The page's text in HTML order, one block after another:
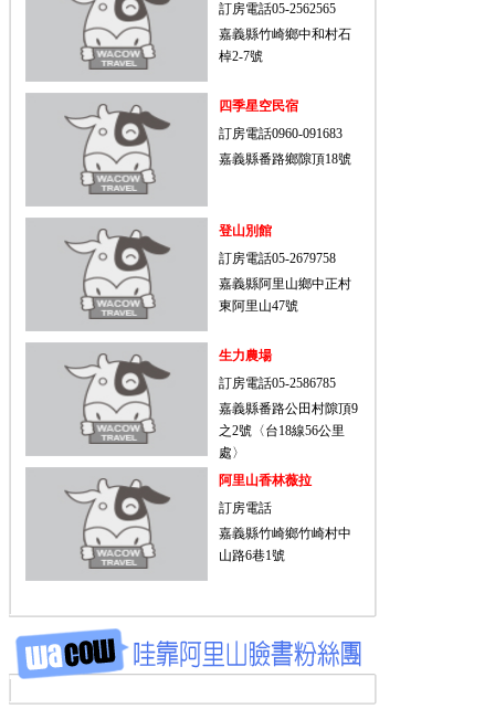
訂房電話05-2562565
嘉義縣竹崎鄉中和村石
棹2-7號
四季星空民宿
訂房電話0960-091683
嘉義縣番路鄉隙頂18號
登山別館
訂房電話05-2679758
嘉義縣阿里山鄉中正村
東阿里山47號
生力農場
訂房電話05-2586785
嘉義縣番路公田村隙頂9
之2號〈台18線56公里
處〉
阿里山香林薇拉
訂房電話
嘉義縣竹崎鄉竹崎村中
山路6巷1號